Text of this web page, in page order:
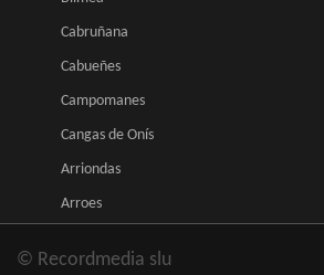
Cabruñana
Cabueñes
Campomanes
Cangas de Onís
Arriondas
Arroes
© Recordmedia slu